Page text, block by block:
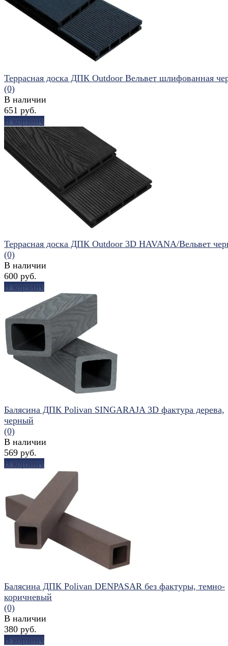
избранное
избранное сравнить
Террасная доска ДПК Outdoor Вельвет шлифованная
(0)
В наличии
651 руб.
В корзину
избранное сравнить
Террасная доска ДПК Outdoor 3D HAVANA/Вельвет
(0)
В наличии
600 руб.
В корзину
избранное сравнить
Балясина ДПК Polivan SINGARAJA 3D фактура дерева,
черный
(0)
В наличии
569 руб.
В корзину
Балясина ДПК Polivan DENPASAR без фактуры, темно-
коричневый
(0)
В наличии
380 руб.
В корзину